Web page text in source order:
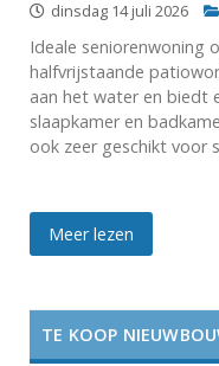
dinsdag 14 juli 2026
Ideale seniorenwoning
halfvrijstaande
aan het water en biedt
slaapkamer en
ook zeer geschikt voor
Meer lezen
TE KOOP